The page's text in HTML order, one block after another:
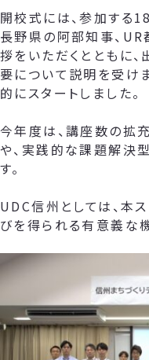
開校式には、参加する
長野県の阿部知事、
拶をいただくとともに
要について説明を受け
的にスタートしました。
今年度は、講座数の拡
や、実践的な課題解決
す。
UDC信州としては、本
びを得られる有意義な